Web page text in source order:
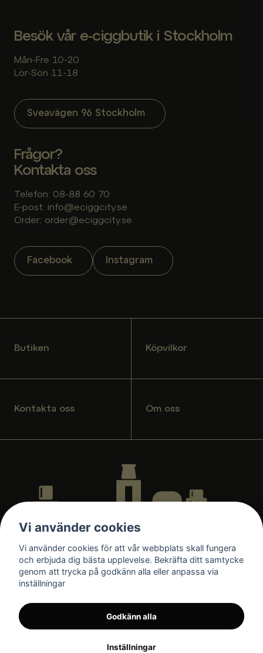
Besök vår e-ciggbutik i Stockholm
Mån-Fre 10-20
Lör-Sön 11-18
Sveavägen 96 Stockholm
Frågor?
Kontakta oss
Telefon: 08-88 60 70
E-post: info@eciggcity.se
Order: order@eciggcity.se
Facebook Instagram
Butiken Köpvilkor
Kontakta oss Om oss
Vi använder cookies
Vi använder cookies för att vår webbplats skall fungera
och erbjuda dig bästa upplevelse. Bekräfta ditt samtycke
genom att trycka på godkänn alla eller anpassa via
inställningar
Godkänn alla
Inställningar